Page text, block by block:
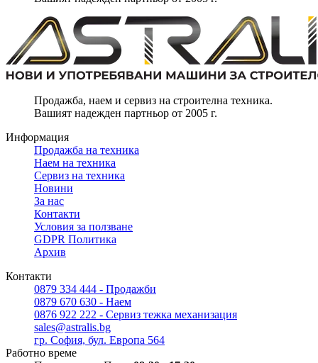
Продажба, наем и сервиз на строителна техника.
Вашият надежден партньор от 2005 г.
Информация
Продажба на техника
Наем на техника
Сервиз на техника
Новини
За нас
Контакти
Условия за ползване
GDPR Политика
Архив
Контакти
0879 334 444 - Продажби
0879 670 630 - Наем
0876 922 222 - Сервиз тежка механизация
sales@astralis.bg
гр. София, бул. Европа 564
Работно време